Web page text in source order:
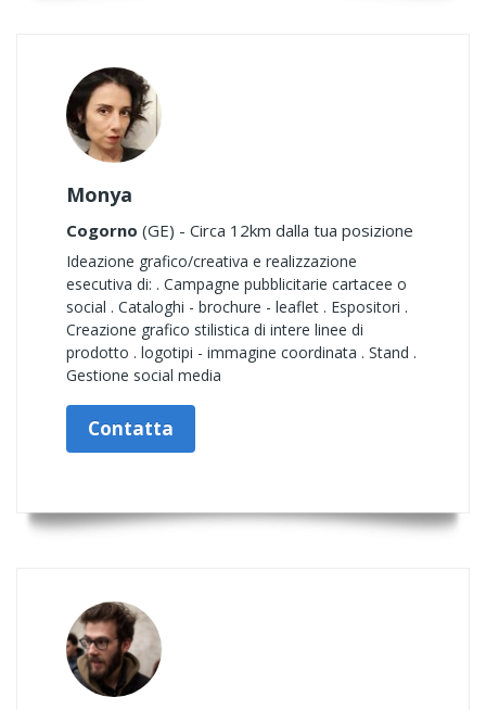
Monya
Cogorno (GE) - Circa 12km dalla tua posizione
Ideazione grafico/creativa e realizzazione
esecutiva di: . Campagne pubblicitarie cartacee o
social . Cataloghi - brochure - leaflet . Espositori .
Creazione grafico stilistica di intere linee di
prodotto . logotipi - immagine coordinata . Stand .
Gestione social media
Contatta